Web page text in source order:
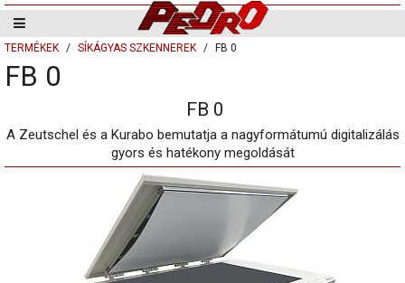
TERMÉKEK SÍKÁGYAS SZKENNEREK FB 0
FB 0
FB 0
A Zeutschel és a Kurabo bemutatja a nagyformátumú digitalizálás
gyors és hatékony megoldását